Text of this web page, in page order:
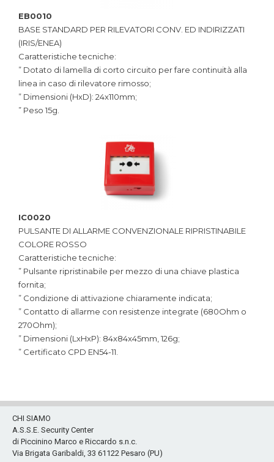
EB0010
BASE STANDARD PER RILEVATORI CONV. ED INDIRIZZATI
(IRIS/ENEA)
Caratteristiche tecniche:
” Dotato di lamella di corto circuito per fare continuità alla
linea in caso di rilevatore rimosso;
” Dimensioni (HxD): 24x110mm;
” Peso 15g.
IC0020
PULSANTE DI ALLARME CONVENZIONALE RIPRISTINABILE
COLORE ROSSO
Caratteristiche tecniche:
” Pulsante ripristinabile per mezzo di una chiave plastica
fornita;
” Condizione di attivazione chiaramente indicata;
” Contatto di allarme con resistenze integrate (680Ohm o
270Ohm);
” Dimensioni (LxHxP): 84x84x45mm, 126g;
” Certificato CPD EN54-11.
CHI SIAMO
A.S.S.E. Security Center
di Piccinino Marco e Riccardo s.n.c.
Via Brigata Garibaldi, 33 61122 Pesaro (PU)